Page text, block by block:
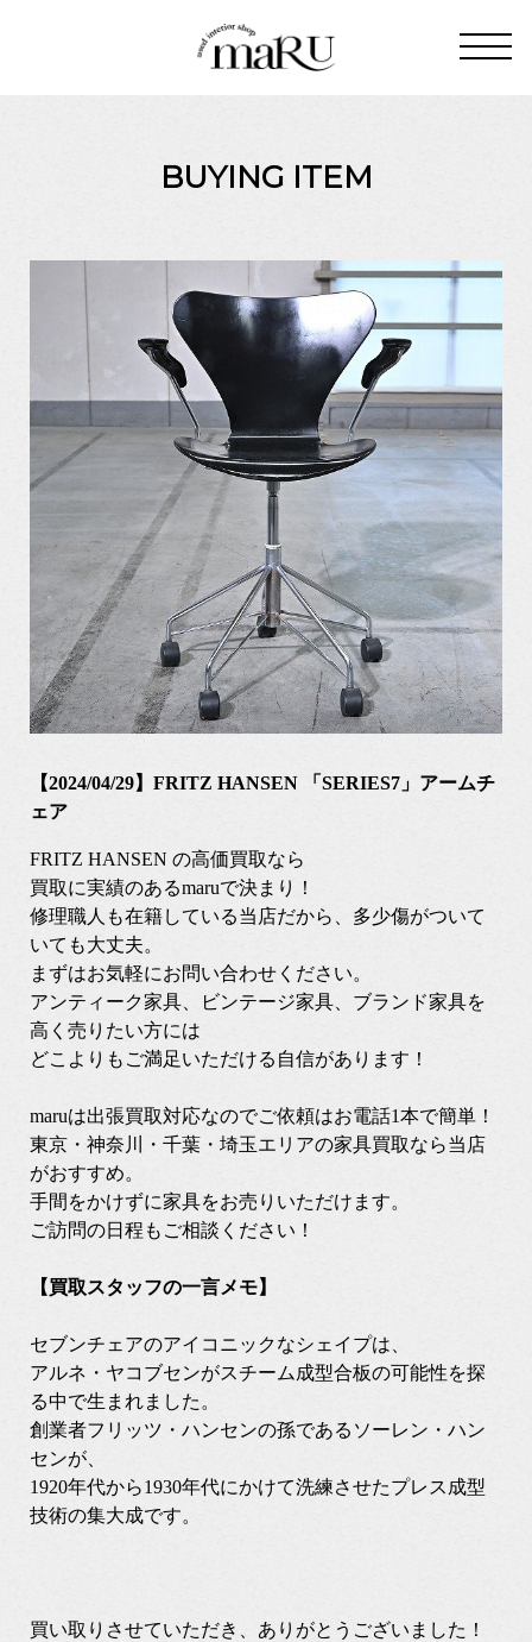
BUYING ITEM
【2024/04/29】FRITZ HANSEN 「SERIES7」アームチ
ェア
FRITZ HANSEN の高価買取なら
買取に実績のあるmaruで決まり！
修理職人も在籍している当店だから、多少傷がついて
いても大丈夫。
まずはお気軽にお問い合わせください。
アンティーク家具、ビンテージ家具、ブランド家具を
高く売りたい方には
どこよりもご満足いただける自信があります！
maruは出張買取対応なのでご依頼はお電話1本で簡単！
東京・神奈川・千葉・埼玉エリアの家具買取なら当店
がおすすめ。
手間をかけずに家具をお売りいただけます。
ご訪問の日程もご相談ください！
【買取スタッフの一言メモ】
セブンチェアのアイコニックなシェイプは、
アルネ・ヤコブセンがスチーム成型合板の可能性を探
る中で生まれました。
創業者フリッツ・ハンセンの孫であるソーレン・ハン
センが、
1920年代から1930年代にかけて洗練させたプレス成型
技術の集大成です。
買い取りさせていただき、ありがとうございました！